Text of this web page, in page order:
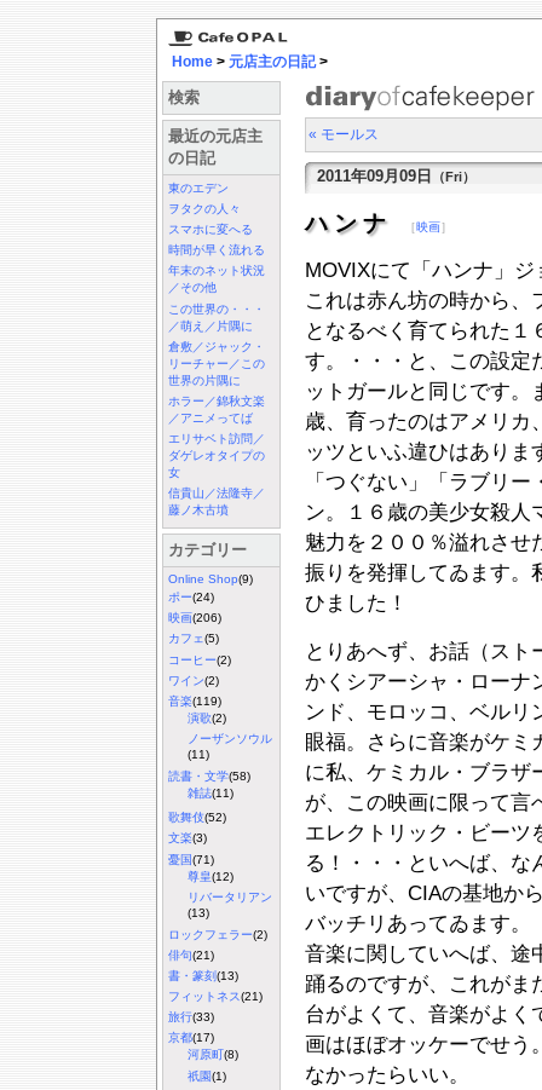
Home > 元店主の日記>
検索
最近の元店主
の日記
東のエデン
ヲタクの人々
スマホに変へる
時間が早く流れる
年末のネット状況
／その他
この世界の・・・
／萌え／片隅に
倉敷／ジャック・
リーチャー／この
世界の片隅に
ホラー／錦秋文楽
／アニメってば
エリサベト訪問／
ダゲレオタイプの
女
信貴山／法隆寺／
藤ノ木古墳
カテゴリー
Online Shop(9)
ポー(24)
映画(206)
カフェ(5)
コーヒー(2)
ワイン(2)
音楽(119)
演歌(2)
ノーザンソウル
(11)
読書・文学(58)
雑誌(11)
歌舞伎(52)
文楽(3)
憂国(71)
尊皇(12)
リバータリアン
(13)
ロックフェラー(2)
俳句(21)
書・篆刻(13)
フィットネス(21)
旅行(33)
京都(17)
河原町 (8)
祇園(1)
« モールス
2011年09月09日 （Fri）
ハンナ ［映画］
MOVIXにて「ハンナ」
これは赤ん坊の時から、
となるべく育てられた
す。・・・と、この設定
ットガールと同じです
歳、育ったのはアメリカ
ッツといふ違ひはあり
「つぐない」「ラブリ
ン。１６歳の美少女殺人
魅力を２００％溢れさせ
振りを発揮してゐます。
ひました！
とりあへず、お話（ス
かくシアーシャ・ローナ
ンド、モロッコ、ベルリ
眼福。さらに音楽がケミ
に私、ケミカル・ブラザ
が、この映画に限って言
エレクトリック・ビーツ
る！・・・といへば、な
いですが、CIAの基地か
バッチリあってゐます。
音楽に関していへば、途
踊るのですが、これがま
台がよくて、音楽がよく
画はほぼオッケーでせう
なかったらいい。